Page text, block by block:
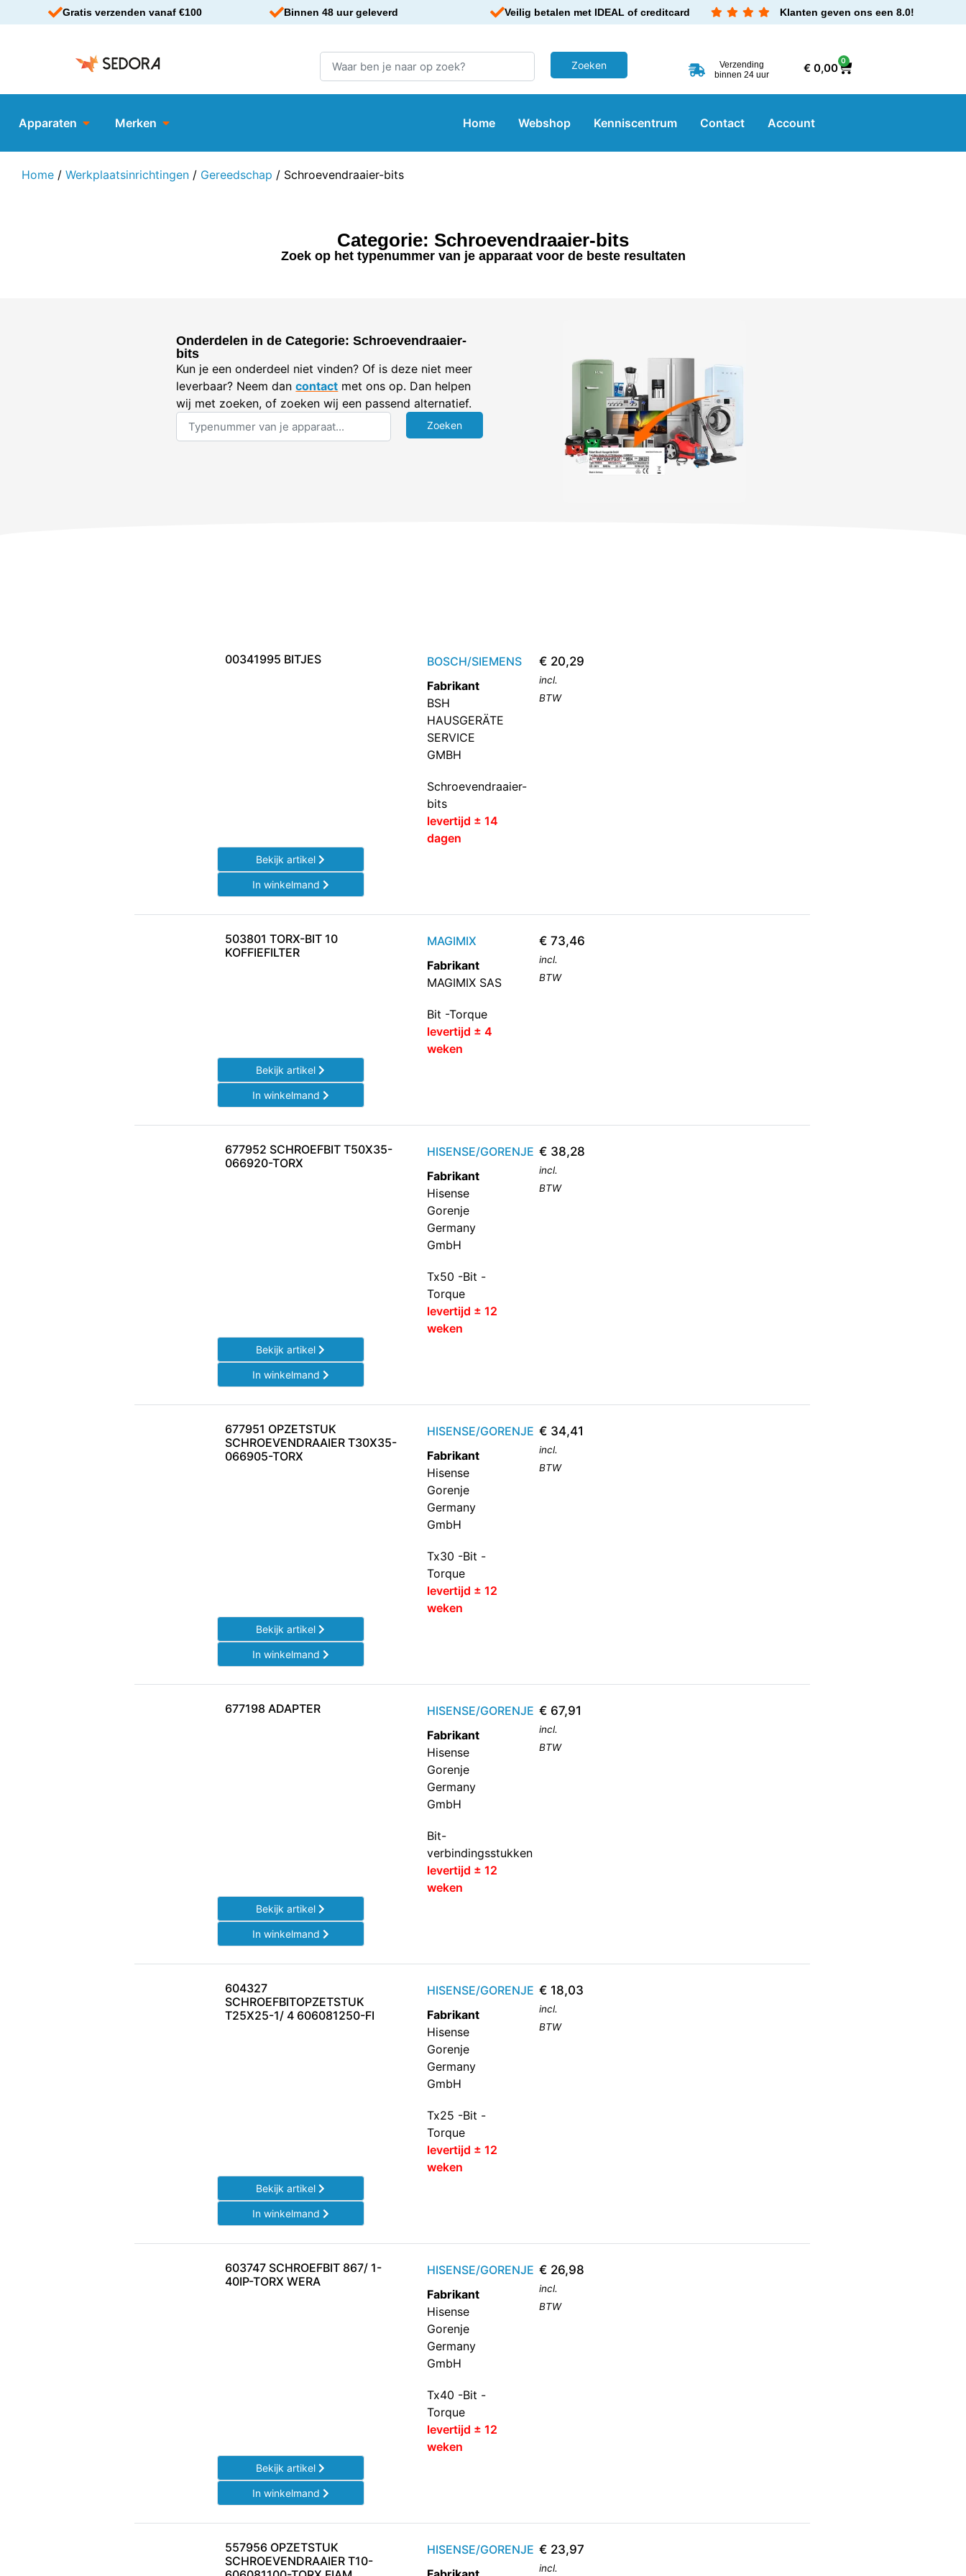
Gratis verzenden vanaf €100 Binnen 48 uur geleverd Veilig betalen met IDEAL of creditcard Klanten geven ons een 8.0!
Verzending
binnen 24 uur
€0,00
0
Apparaten Merken Home Webshop Kenniscentrum Contact Account
Home / Werkplaatsinrichtingen / Gereedschap / Schroevendraaier-bits
Categorie: Schroevendraaier-bits
Zoek op het typenummer van je apparaat voor de beste resultaten
Onderdelen in de Categorie: Schroevendraaier-
bits
Kun je een onderdeel niet vinden? Of is deze niet meer
leverbaar? Neem dancontact met ons op. Dan helpen
wij met zoeken, of zoeken wij een passend alternatief.
00341995 BITJES
BOSCH/SIEMENS
Fabrikant
BSH
HAUSGERÄTE
SERVICE
GMBH
Schroevendraaier-
bits
levertijd ± 14
dagen
€ 20,29
incl.
BTW
Bekijk artikel
In winkelmand
503801 TORX-BIT 10
KOFFIEFILTER
MAGIMIX
Fabrikant
MAGIMIX SAS
Bit -Torque
levertijd ± 4
weken
€ 73,46
incl.
BTW
Bekijk artikel
In winkelmand
677952 SCHROEFBIT T50X35-
066920-TORX
HISENSE/GORENJE
Fabrikant
Hisense
Gorenje
Germany
GmbH
Tx50 -Bit -
Torque
levertijd ± 12
weken
€ 38,28
incl.
BTW
Bekijk artikel
In winkelmand
677951 OPZETSTUK
SCHROEVENDRAAIER T30X35-
066905-TORX
HISENSE/GORENJE
Fabrikant
Hisense
Gorenje
Germany
GmbH
Tx30 -Bit -
Torque
levertijd ± 12
weken
€ 34,41
incl.
BTW
Bekijk artikel
In winkelmand
677198 ADAPTER
HISENSE/GORENJE
Fabrikant
Hisense
Gorenje
Germany
GmbH
Bit-
verbindingsstukken
levertijd ± 12
weken
€ 67,91
incl.
BTW
Bekijk artikel
In winkelmand
604327
SCHROEFBITOPZETSTUK
T25X25-1/ 4 606081250-FI
HISENSE/GORENJE
Fabrikant
Hisense
Gorenje
Germany
GmbH
Tx25 -Bit -
Torque
levertijd ± 12
weken
€ 18,03
incl.
BTW
Bekijk artikel
In winkelmand
603747 SCHROEFBIT 867/ 1-
40IP-TORX WERA
HISENSE/GORENJE
Fabrikant
Hisense
Gorenje
Germany
GmbH
Tx40 -Bit -
Torque
levertijd ± 12
weken
€ 26,98
incl.
BTW
Bekijk artikel
In winkelmand
557956 OPZETSTUK
SCHROEVENDRAAIER T10-
HISENSE/GORENJE € 23,97
incl.